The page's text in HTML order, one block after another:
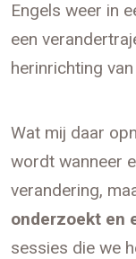
Engels weer in
een
herinrichting
Wat mij daar
wordt wanneer
verandering,
onderzoekt en
sessies die we